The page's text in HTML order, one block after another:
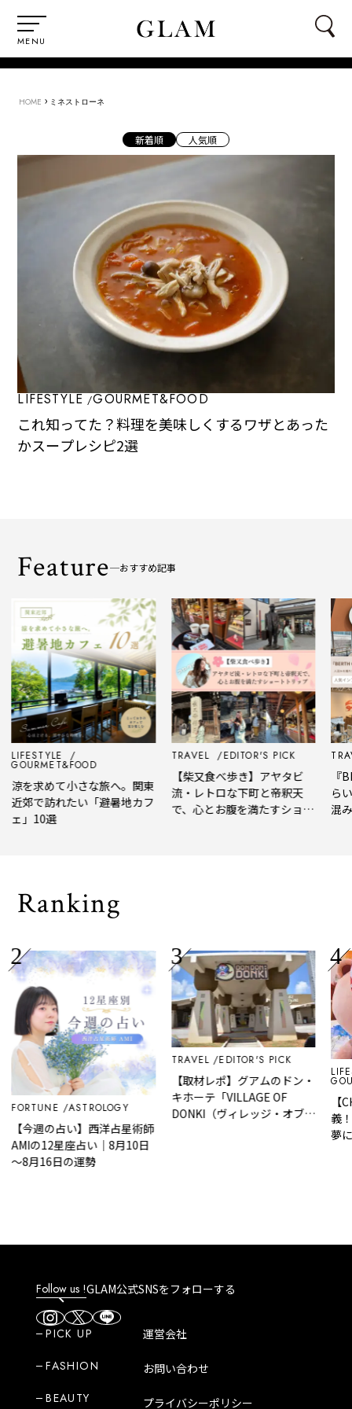
MENU
HOME › ミネストローネ
新着順 人気順
LIFESTYLE GOURMET&FOOD
これ知ってた？料理を美味しくするワザとあった
かスープレシピ2選
Feature おすすめ記事
LIFESTYLE
GOURMET&FOOD
涼を求めて小さな旅へ。関東
近郊で訪れたい「避暑地カフ
ェ」10選
TRAVEL EDITOR'S PICK
【柴又食べ歩き】アヤタビ
流・レトロな下町と帝釈天
で、心とお腹を満たすショー
『
ら
混
Ranking
FORTUNE ASTROLOGY
【今週の占い】西洋占星術師
AMIの12星座占い｜8月10日
～8月16日の運勢
TRAVEL EDITOR'S PICK
【取材レポ】グアムのドン・
キホーテ「VILLAGE OF
DONKI（ヴィレッジ・オブ・
【
義
夢
Follow us !GLAM公式SNSをフォローする
PICK UP
FASHION
BEAUTY
運営会社
お問い合わせ
プライバシーポリシー